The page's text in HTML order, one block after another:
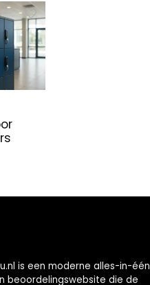
is een moderne alles-in-één
beoordelingswebsite die de